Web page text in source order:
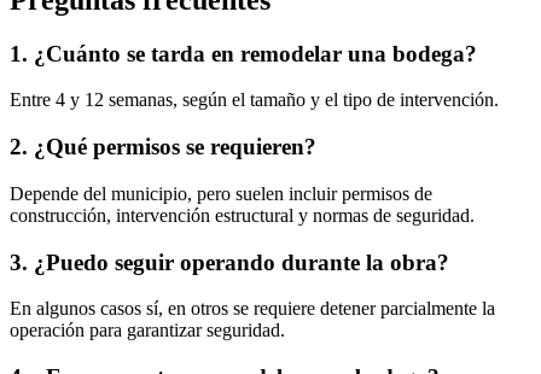
1. ¿Cuánto se tarda en remodelar una bodega?
Entre 4 y 12 semanas, según el tamaño y el tipo de intervención.
2. ¿Qué permisos se requieren?
Depende del municipio, pero suelen incluir permisos de
construcción, intervención estructural y normas de seguridad.
3. ¿Puedo seguir operando durante la obra?
En algunos casos sí, en otros se requiere detener parcialmente la
operación para garantizar seguridad.